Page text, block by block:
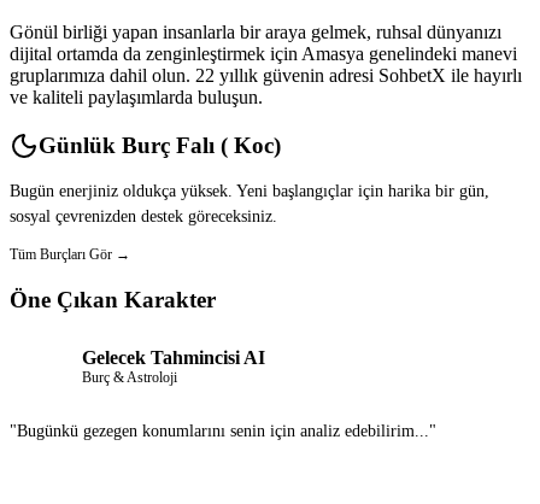
Gönül birliği yapan insanlarla bir araya gelmek, ruhsal dünyanızı
dijital ortamda da zenginleştirmek için Amasya genelindeki manevi
gruplarımıza dahil olun. 22 yıllık güvenin adresi SohbetX ile hayırlı
ve kaliteli paylaşımlarda buluşun.
Günlük Burç Falı ( Koc)
Bugün enerjiniz oldukça yüksek. Yeni başlangıçlar için harika bir gün,
sosyal çevrenizden destek göreceksiniz.
Tüm Burçları Gör →
Öne Çıkan Karakter
Gelecek Tahmincisi AI
Burç & Astroloji
"Bugünkü gezegen konumlarını senin için analiz edebilirim..."